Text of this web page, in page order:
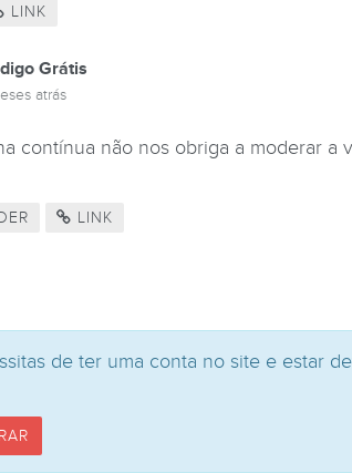
LINK
Grátis
atrás
contínua não nos obriga a moderar a
LINK
de ter uma conta no site e estar